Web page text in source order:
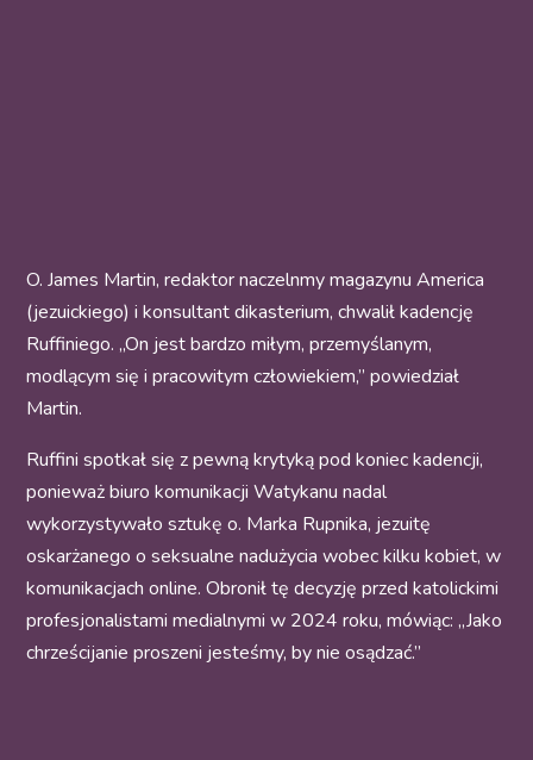
O. James Martin, redaktor naczelnmy magazynu America
(jezuickiego) i konsultant dikasterium, chwalił kadencję
Ruffiniego. „On jest bardzo miłym, przemyślanym,
modlącym się i pracowitym człowiekiem,” powiedział
Martin.
Ruffini spotkał się z pewną krytyką pod koniec kadencji,
ponieważ biuro komunikacji Watykanu nadal
wykorzystywało sztukę o. Marka Rupnika, jezuitę
oskarżanego o seksualne nadużycia wobec kilku kobiet, w
komunikacjach online. Obronił tę decyzję przed katolickimi
profesjonalistami medialnymi w 2024 roku, mówiąc: „Jako
chrześcijanie proszeni jesteśmy, by nie osądzać.”